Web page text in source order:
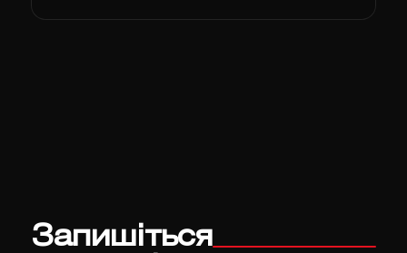
Запишіться